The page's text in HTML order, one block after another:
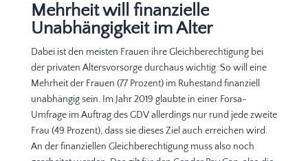
Mehrheit will finanzielle
Unabhängigkeit im Alter
Dabei ist den meisten Frauen ihre Gleichberechtigung bei
der privaten Altersvorsorge durchaus wichtig. So will eine
Mehrheit der Frauen (77 Prozent) im Ruhestand finanziell
unabhängig sein. Im Jahr 2019 glaubte in einer Forsa-
Umfrage im Auftrag des GDV allerdings nur rund jede zweite
Frau (49 Prozent), dass sie dieses Ziel auch erreichen wird.
An der finanziellen Gleichberechtigung muss also noch